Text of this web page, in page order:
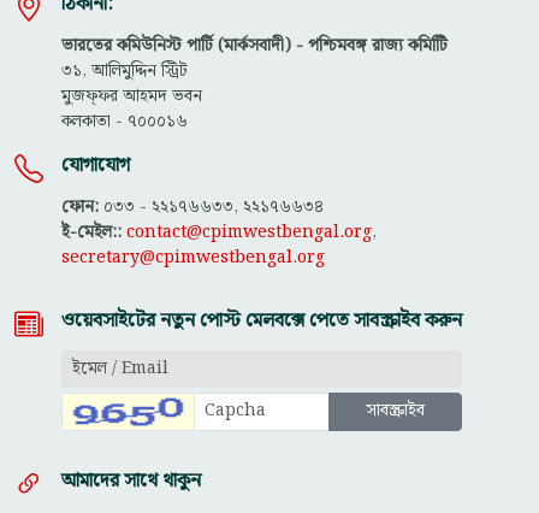
ভারতের কমিউনিস্ট পার্টি (মার্কসবাদী) - পশ্চিমবঙ্গ রাজ্য কমিটিি
৩১, আলিমুদ্দিন স্ট্রিট
মুজফ্ফ‌র আহমদ ভবন
কলকাতা - ৭০০০১৬
যোগাযোগ
ফোন: ০৩৩ - ২২১৭৬৬৩৩, ২২১৭৬৬৩৪
ই-মেইল::contact@cpimwestbengal.org,
secretary@cpimwestbengal.org
ওয়েবসাইটের নতুন পোস্ট মেলবক্সে পেতে সাবস্ক্রাইব করুন
আমাদের সাথে থাকুন